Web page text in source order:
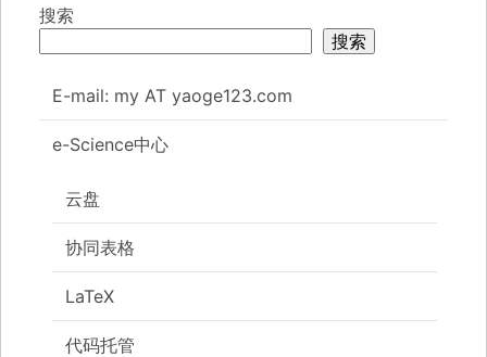
搜索
搜索
E-mail: my AT yaoge123.com
e-Science中心
云盘
协同表格
LaTeX
代码托管